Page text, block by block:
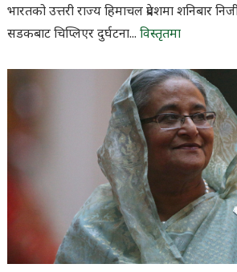
भारतको उत्तरी राज्य हिमाचल प्रदेशमा शनिबार
सडकबाट चिप्लिएर दुर्घटना... विस्तृतमा